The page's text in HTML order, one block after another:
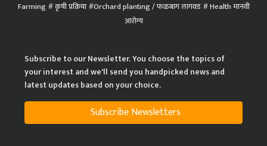
Farming कृषी प्रक्रिया Orchard planting / फळबाग लागवड Health मानवी
आरोग्य
Subscribe to our Newsletter. You choose the topics of
your interest and we'll send you handpicked news and
latest updates based on your choice.
Subscribe Newsletters